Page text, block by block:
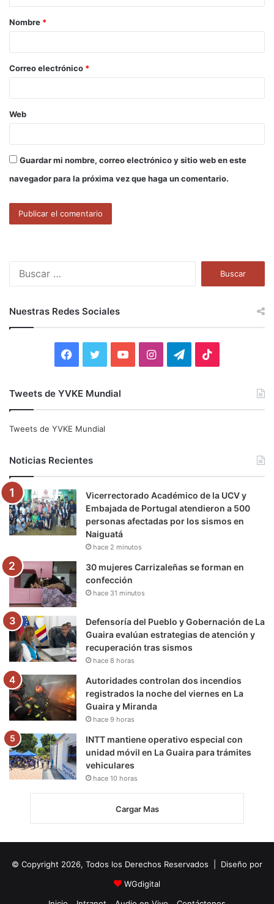
a
r
*
Nombre *
Correo electrónico *
Web
Guardar mi nombre, correo electrónico y sitio web en este
navegador para la próxima vez que haga un comentario.
:
Nuestras Redes Sociales
e
o
o
k
t
e
r
b
e
I
g
r
a
r
a
m
k
Tweets de YVKE Mundial
Tweets de YVKE Mundial
Noticias Recientes
Vicerrectorado Académico de la UCV y
Embajada de Portugal atendieron a 500
personas afectadas por los sismos en
Naiguatá
hace 2 minutos
30 mujeres Carrizaleñas se forman en
confección
hace 31 minutos
Defensoría del Pueblo y Gobernación de La
Guaira evalúan estrategias de atención y
recuperación tras sismos
hace 8 horas
Autoridades controlan dos incendios
registrados la noche del viernes en La
Guaira y Miranda
hace 9 horas
INTT mantiene operativo especial con
unidad móvil en La Guaira para trámites
vehiculares
hace 10 horas
Cargar Mas
© Copyright 2026, Todos los Derechos Reservados | Diseño por
WGdigital